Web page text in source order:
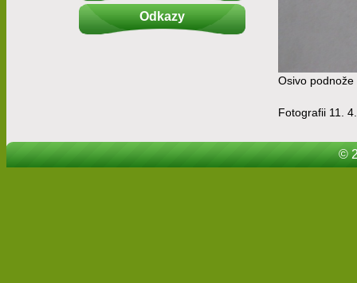
Odkazy
Osivo
Fotografii 11.
©